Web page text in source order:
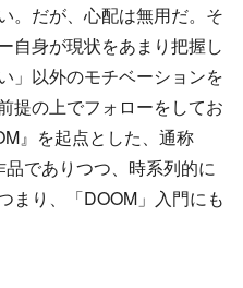
。だが、心配は無用だ。そ
自身が現状をあまり把握し
」以外のモチベーションを
提の上でフォローをしてお
』を起点とした、通称
品でありつつ、時系列的に
まり、「DOOM」入門にも